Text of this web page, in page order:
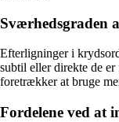
Sværhedsgraden
Efterligninger i
subtil eller direkte de
foretrækker at bruge
Fordelene ved at